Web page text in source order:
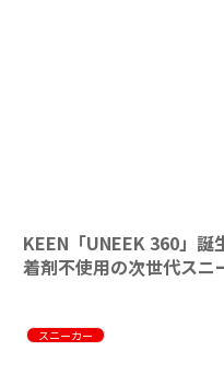
KEEN「UNEEK 360」
着剤不使用の次世代スニ
スニーカー